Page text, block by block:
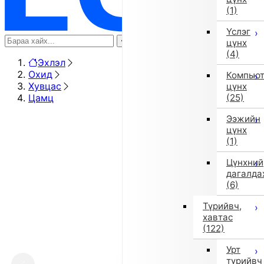
(1)
Үслэг
цүнх
(4)
цүнх
(25)
Ээжийн
цүнх
(1)
Цүнхний
(6)
Түрийвч,
хавтас
(122)
Урт
түрийвч
Эхлэл
Охид
Хувцас
Цамц